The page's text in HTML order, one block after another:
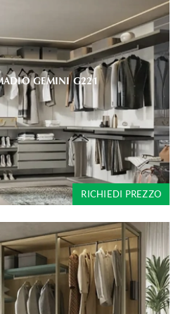
GEMINI G221
RICHIEDI PREZZO